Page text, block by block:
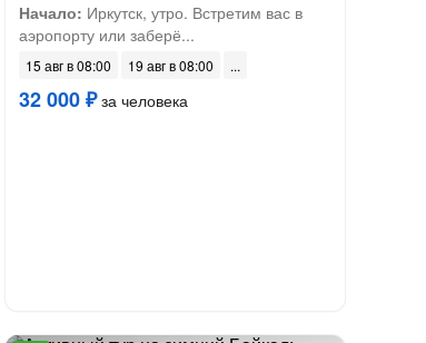
Начало: Иркутск, утро. Встретим вас в
аэропорту или заберё...
15 авг в 08:00 19 авг в 08:00
32 000 ₽за человека